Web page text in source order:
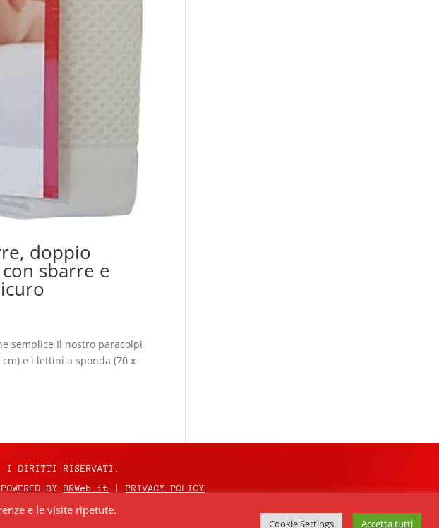
doppio
sbarre e
semplice Il nostro paracolpi
e i lettini a sponda (70 x
I DIRITTI RISERVATI.
BY BRWeb.it PRIVACY POLICY
e le visite ripetute.
Cookie Settings Accetta tutti